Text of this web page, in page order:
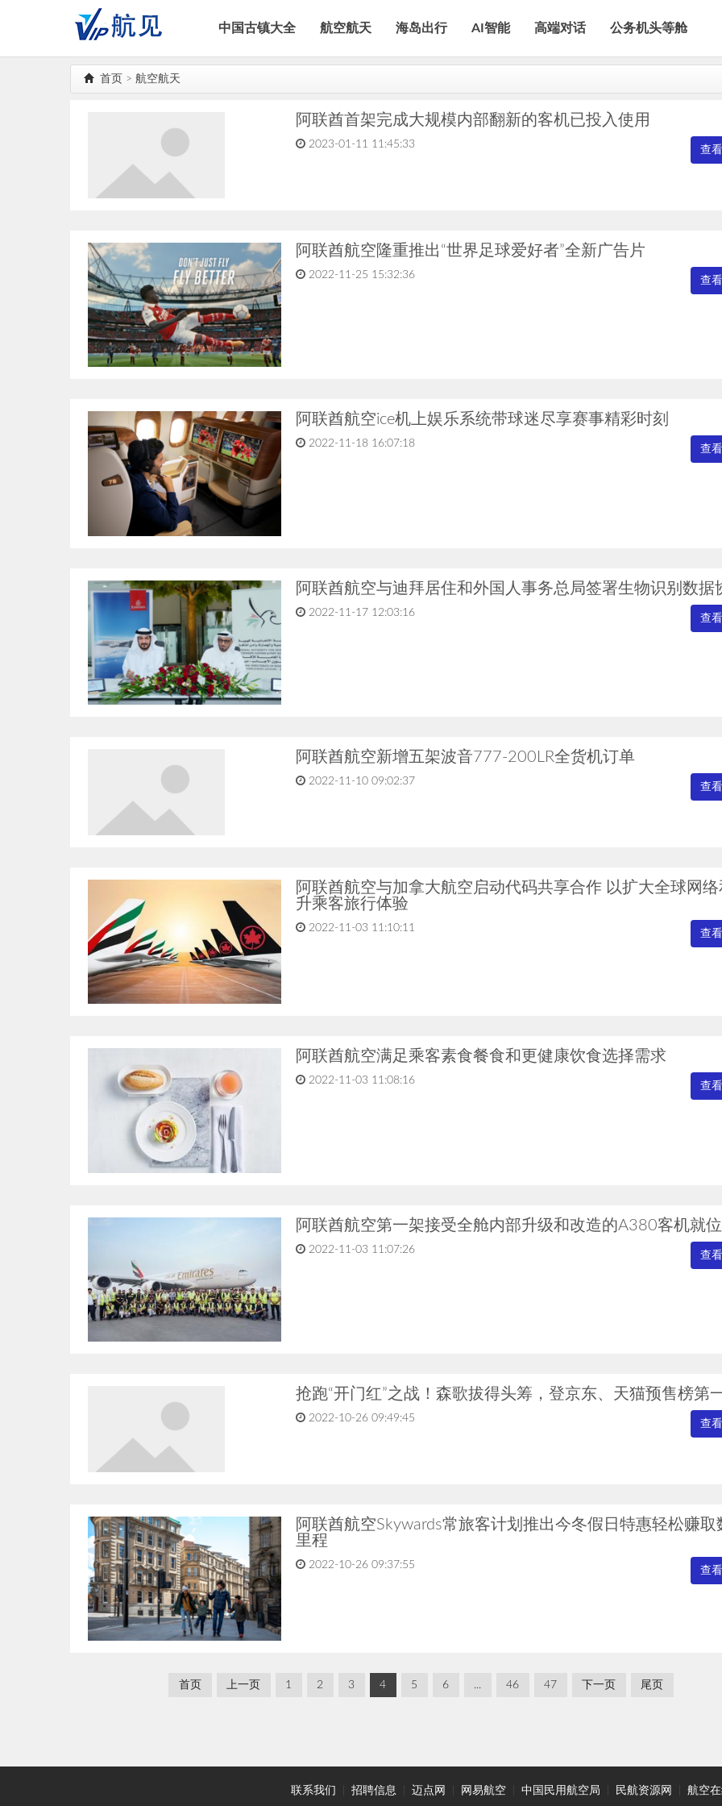
中国古镇大全 航空航天 海岛出行 AI智能 高端对话 公务机头等舱
首页 > 航空航天
阿联酋首架完成大规模内部翻新的客机已投入使用
2023-01-11 11:45:33 查
阿联酋航空隆重推出“世界足球爱好者”全新广告片
2022-11-25 15:32:36 查
阿联酋航空ice机上娱乐系统带球迷尽享赛事精彩时刻
2022-11-18 16:07:18 查
阿联酋航空与迪拜居住和外国人事务总局签署生物识别数据
2022-11-17 12:03:16 查
阿联酋航空新增五架波音777-200LR全货机订单
2022-11-10 09:02:37 查
阿联酋航空与加拿大航空启动代码共享合作 以扩大全球网络
升乘客旅行体验
2022-11-03 11:10:11 查
阿联酋航空满足乘客素食餐食和更健康饮食选择需求
2022-11-03 11:08:16 查
阿联酋航空第一架接受全舱内部升级和改造的A380客机就位
2022-11-03 11:07:26 查
抢跑“开门红”之战！森歌拔得头筹，登京东、天猫预售榜第
2022-10-26 09:49:45 查
阿联酋航空Skywards常旅客计划推出今冬假日特惠轻松赚取
里程
2022-10-26 09:37:55 查
首页 上一页 1 2 3 4 5 6 ... 46 47 下一页 尾页
联系我们 招聘信息 迈点网 网易航空 中国民用航空局 民航资源网 航空